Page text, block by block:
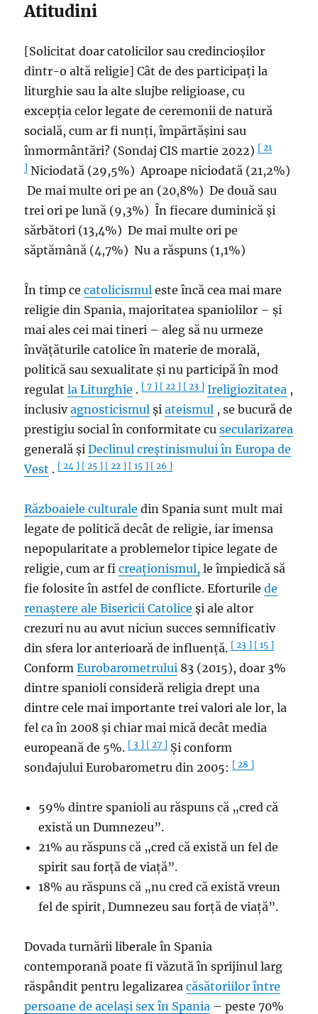
Atitudini
[Solicitat doar catolicilor sau credincioșilor
dintr-o altă religie] Cât de des participați la
liturghie sau la alte slujbe religioase, cu
excepția celor legate de ceremonii de natură
socială, cum ar fi nunți, împărtășini sau
înmormântări? (Sondaj CIS martie 2022)[ 21
] Niciodată (29,5%) Aproape niciodată (21,2%)
De mai multe ori pe an (20,8%) De două sau
trei ori pe lună (9,3%) În fiecare duminică și
sărbători (13,4%) De mai multe ori pe
săptămână (4,7%) Nu a răspuns (1,1%)
În timp cecatolicismul este încă cea mai mare
religie din Spania, majoritatea spaniolilor – și
mai ales cei mai tineri – aleg să nu urmeze
învățăturile catolice în materie de morală,
politică sau sexualitate și nu participă în mod
regulatla Liturghie .[ 7 ] [ 22 ] [ 23 ] Ireligiozitatea ,
inclusivagnosticismul șiateismul , se bucură de
prestigiu social în conformitate cusecularizarea
generală șiDeclinul creștinismului în Europa de
Vest .[ 24 ] [ 25 ] [ 22 ] [ 15 ] [ 26 ]
Războaiele culturale din Spania sunt mult mai
legate de politică decât de religie, iar imensa
nepopularitate a problemelor tipice legate de
religie, cum ar ficreaționismul, le împiedică să
fie folosite în astfel de conflicte. Eforturilede
renaștere aleBisericii Catolice și ale altor
crezuri nu au avut niciun succes semnificativ
din sfera lor anterioară de influență.[ 23 ] [ 15 ]
ConformEurobarometrului 83 (2015), doar 3%
dintre spanioli consideră religia drept una
dintre cele mai importante trei valori ale lor, la
fel ca în 2008 și chiar mai mică decât media
europeană de 5%.[ 3 ] [ 27 ] Și conform
sondajului Eurobarometru din 2005:[ 28 ]
59% dintre spanioli au răspuns că „cred că
există un Dumnezeu”.
21% au răspuns că „cred că există un fel de
spirit sau forță de viață”.
18% au răspuns că „nu cred că există vreun
fel de spirit, Dumnezeu sau forță de viață”.
Dovada turnării liberale în Spania
contemporană poate fi văzută în sprijinul larg
răspândit pentru legalizareacăsătoriilor între
persoane de același sex în Spania – peste 70%